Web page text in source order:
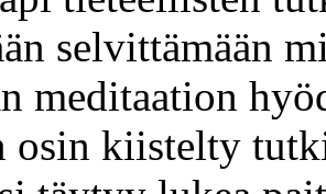
selvittämään
meditaation
kiistelty